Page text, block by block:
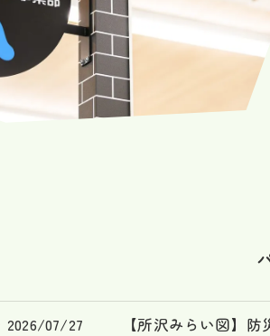
2026/07/27 【所沢みらい図】